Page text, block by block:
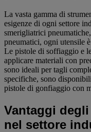
La vasta gamma di
esigenze di ogni settore
smerigliatrici
pneumatici, ogni utensile
Le pistole di soffiaggio e
applicare materiali con
sono ideali per tagli
specifiche, sono
pistole di gonfiaggio con
Vantaggi
nel settore